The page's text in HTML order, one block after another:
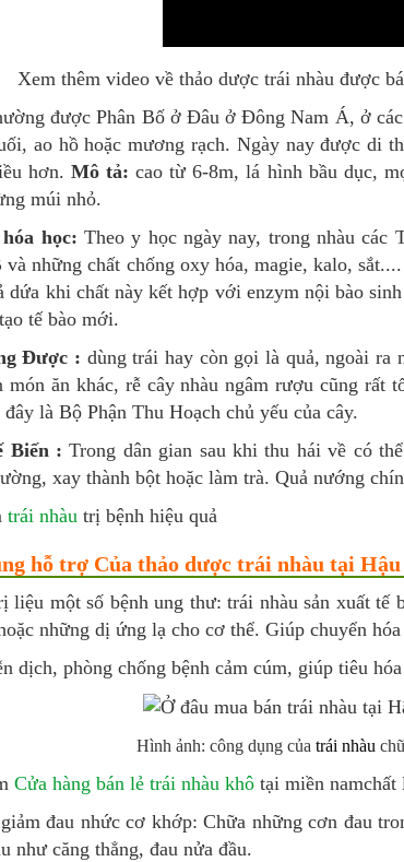
Xem thêm video về thảo dược trái nhàu được
được Phân Bố ở Đâu ở Đông Nam Á, ở
ao hồ hoặc mương rạch. Ngày nay được di
hơn. Mô tả:cao từ 6-8m, lá hình bầu dục,
múi nhỏ.
học: Theo y học ngày nay, trong nhàu các
những chất chống oxy hóa, magie, kalo,
dứa khi chất này kết hợp với enzym nội bào
tế bào mới.
Được : dùng trái hay còn gọi là quả, ngoài ra
món ăn khác, rễ cây nhàu ngâm rượu cũng rất
là Bộ Phận Thu Hoạch chủ yếu của cây.
Biến : Trong dân gian sau khi thu hái về có
xay thành bột hoặc làm trà. Quả nướng
trái nhàutrị bệnh hiệu quả
hỗ trợ Của thảo dược trái nhàu tại
liệu một số bệnh ung thư: trái nhàu sản xuất tế
những dị ứng lạ cho cơ thể. Giúp chuyển
dịch, phòng chống bệnh cảm cúm, giúp tiêu
Hình ảnh: công dụng củatrái nhàu
Cửa hàng bán lẻ trái nhàu khôtại miền namchất
đau nhức cơ khớp: Chữa những cơn đau
như căng thẳng, đau nửa đầu.